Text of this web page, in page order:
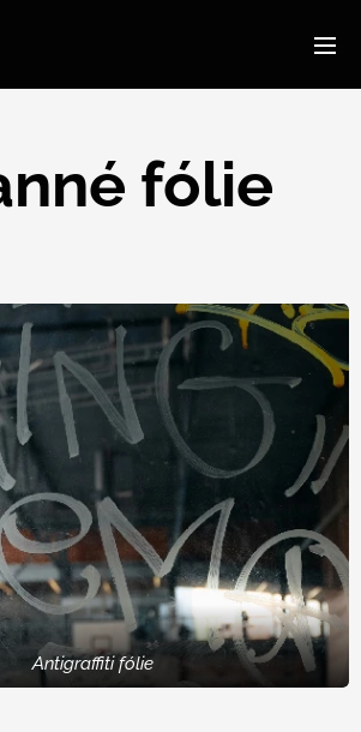
fólie
Antigraffiti fólie